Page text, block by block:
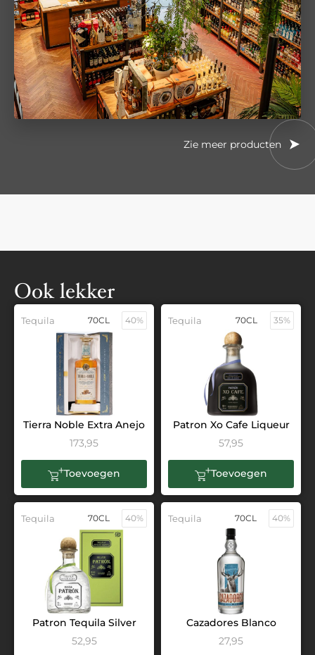
Zie meer producten
Ook lekker
Tequila 70CL 40%
Tierra Noble Extra Anejo
173,95
Toevoegen
Tequila 70CL 35%
Patron Xo Cafe Liqueur
57,95
Toevoegen
Tequila 70CL 40%
Patron Tequila Silver
52,95
Tequila 70CL 40%
Cazadores Blanco
27,95